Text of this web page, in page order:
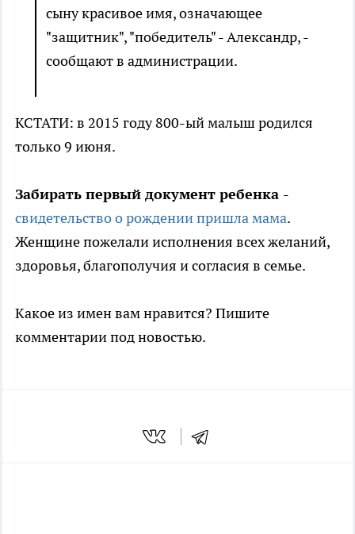
сыну красивое имя, означающее
"защитник", "победитель" - Александр, -
сообщают в администрации.
КСТАТИ: в 2015 году 800-ый малыш родился
только 9 июня.
Забирать первый документ ребенка -
свидетельство о рождении пришла мама.
Женщине пожелали исполнения всех желаний,
здоровья, благополучия и согласия в семье.
Какое из имен вам нравится? Пишите
комментарии под новостью.